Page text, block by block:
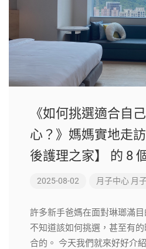
《如何挑選適合自
心？》媽媽實地走
後護理之家】 的 8
2025-08-02 月子中心 月
許多新手爸媽在面對琳瑯滿
不知道該如何挑選，甚至有
合的。 今天我們就來好好介